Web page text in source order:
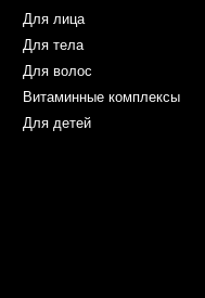
Для лица
Для тела
Для волос
Витаминные комплексы
Для детей